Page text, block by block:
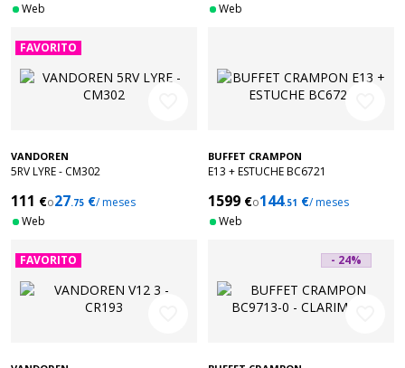
Web
Web
FAVORITO
VANDOREN
5RV LYRE - CM302
111 €o27.75 €/ meses
Web
BUFFET CRAMPON
E13 + ESTUCHE BC6721
1599 €o144.51 €/ meses
Web
FAVORITO - 24%